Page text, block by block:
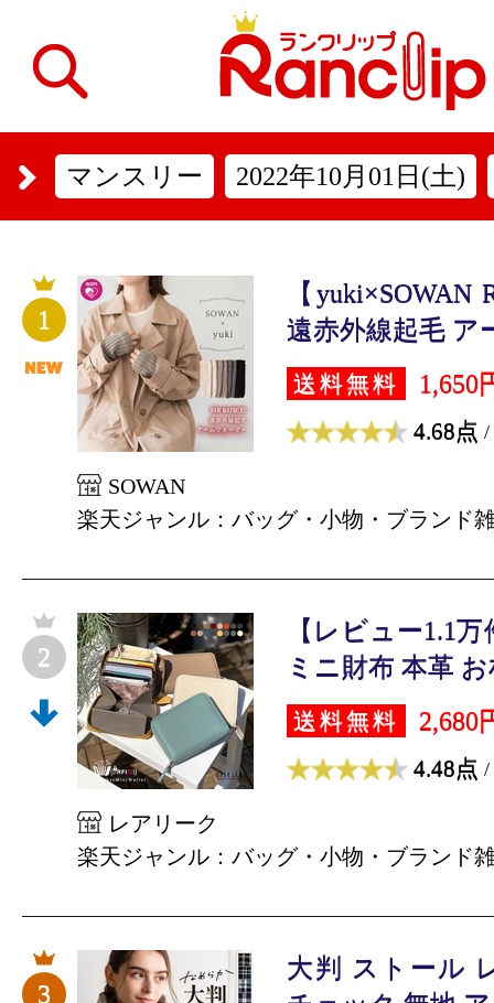
マンスリー 2022年10月01日(土)
1
【
遠赤外線起毛 ア
送料無料 1,650
4.68点 /
SOWAN
楽天ジャンル：バッグ・小物・ブランド
2
【レビュー1.1
ミニ財布 本革
送料無料 2,680
4.48点 /
レアリーク
楽天ジャンル：バッグ・小物・ブランド
3
大判 ストール